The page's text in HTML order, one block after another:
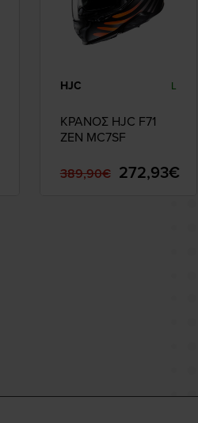
HJC L
ΚΡΑΝΟΣ HJC F71
ZEN MC7SF
389,90€ 272,93€